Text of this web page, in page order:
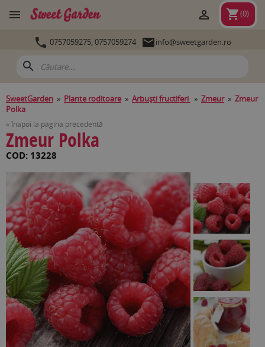
 shopping_cart(0)

 0757059275, 0757059274 info@sweetgarden.ro
search
SweetGarden » Plante roditoare » Arbuşti fructiferi » Zmeur» Zmeur
Polka
« Înapoi la pagina precedentă
Zmeur Polka
COD: 13228